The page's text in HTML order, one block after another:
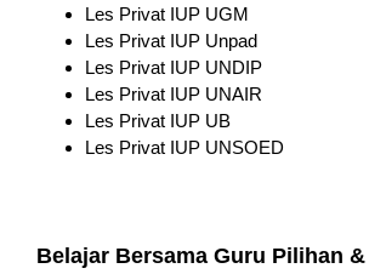
Les Privat IUP UGM
Les Privat IUP Unpad
Les Privat IUP UNDIP
Les Privat IUP UNAIR
Les Privat IUP UB
Les Privat IUP UNSOED
Belajar Bersama Guru Pilihan &